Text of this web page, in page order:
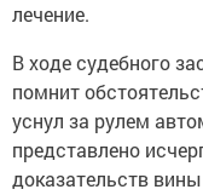
лечение.
В ходе судебного
помнит
уснул за рулем
представлено
доказательств